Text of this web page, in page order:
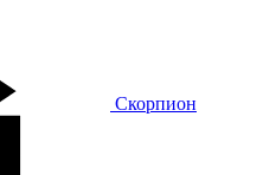
Скорпион